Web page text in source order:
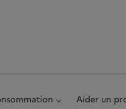
Aider un